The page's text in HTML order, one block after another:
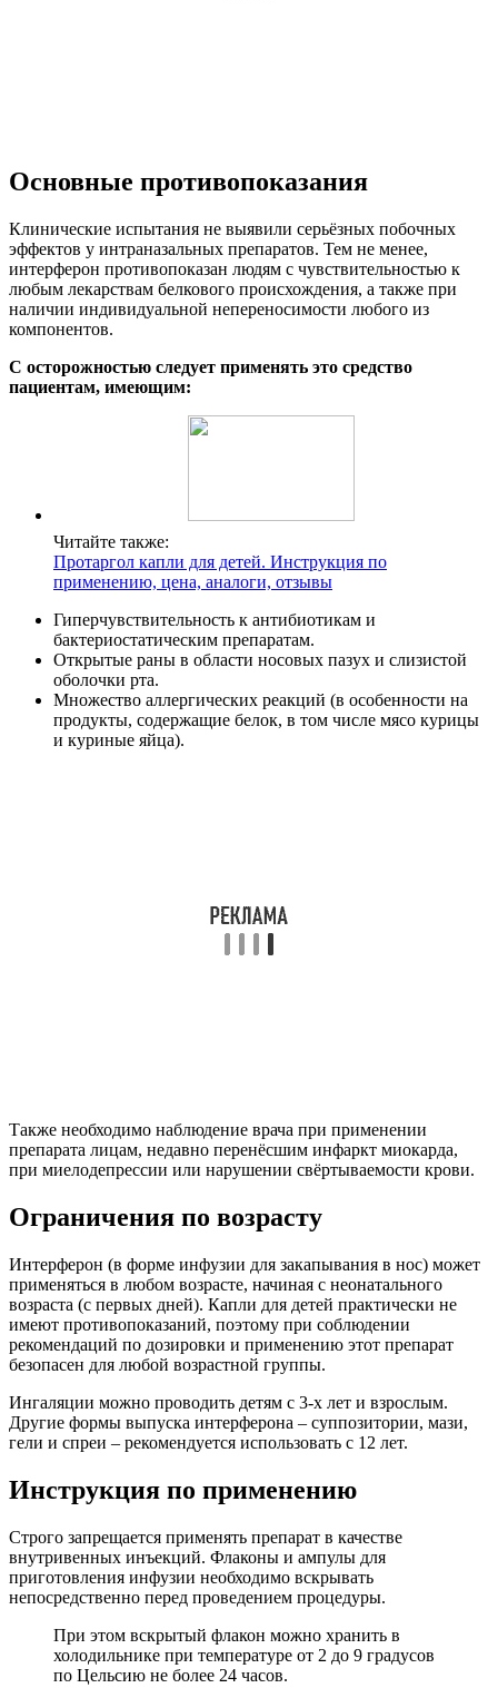
Основные противопоказания
Клинические испытания не выявили серьёзных побочных
эффектов у интраназальных препаратов. Тем не менее,
интерферон противопоказан людям с чувствительностью к
любым лекарствам белкового происхождения, а также при
наличии индивидуальной непереносимости любого из
компонентов.
С осторожностью следует применять это средство
пациентам, имеющим:
Читайте также:
Протаргол капли для детей. Инструкция по
применению, цена, аналоги, отзывы
Гиперчувствительность к антибиотикам и
бактериостатическим препаратам.
Открытые раны в области носовых пазух и слизистой
оболочки рта.
Множество аллергических реакций (в особенности на
продукты, содержащие белок, в том числе мясо курицы
и куриные яйца).
Также необходимо наблюдение врача при применении
препарата лицам, недавно перенёсшим инфаркт миокарда,
при миелодепрессии или нарушении свёртываемости крови.
Ограничения по возрасту
Интерферон (в форме инфузии для закапывания в нос) может
применяться в любом возрасте, начиная с неонатального
возраста (с первых дней). Капли для детей практически не
имеют противопоказаний, поэтому при соблюдении
рекомендаций по дозировки и применению этот препарат
безопасен для любой возрастной группы.
Ингаляции можно проводить детям с 3-х лет и взрослым.
Другие формы выпуска интерферона – суппозитории, мази,
гели и спреи – рекомендуется использовать с 12 лет.
Инструкция по применению
Строго запрещается применять препарат в качестве
внутривенных инъекций. Флаконы и ампулы для
приготовления инфузии необходимо вскрывать
непосредственно перед проведением процедуры.
При этом вскрытый флакон можно хранить в
холодильнике при температуре от 2 до 9 градусов
по Цельсию не более 24 часов.